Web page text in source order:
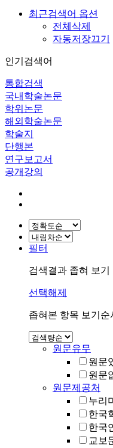
최근검색어 옵션
전체삭제
자동저장끄기
인기검색어
통합검색
국내학술논문
학위논문
해외학술논문
학술지
단행본
연구보고서
공개강의
필터
검색결과 좁혀 보기
선택해제
좁혀본 항목 보기순
원문유무
원문
원문
원문제공처
누리
한국
한국
교보